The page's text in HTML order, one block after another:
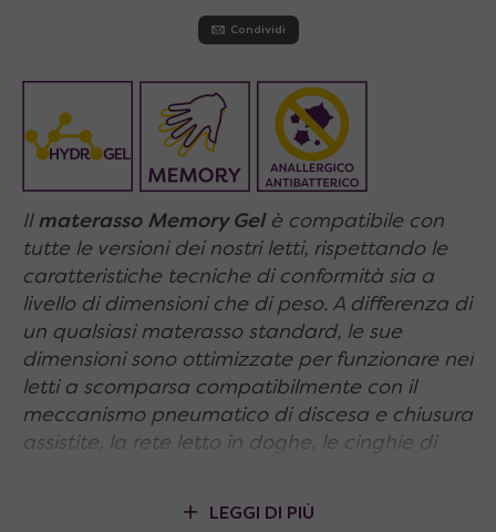
Condividi
Il materasso Memory Gelè compatibile con
tutte le versioni dei nostri letti, rispettando le
caratteristiche tecniche di conformità sia a
livello di dimensioni che di peso. A differenza di
un qualsiasi materasso standard, le sue
dimensioni sono ottimizzate per funzionare nei
letti a scomparsa compatibilmente con il
meccanismo pneumatico di discesa e chiusura
assistite, la rete letto in doghe, le cinghie di
LEGGI DI PIÙ